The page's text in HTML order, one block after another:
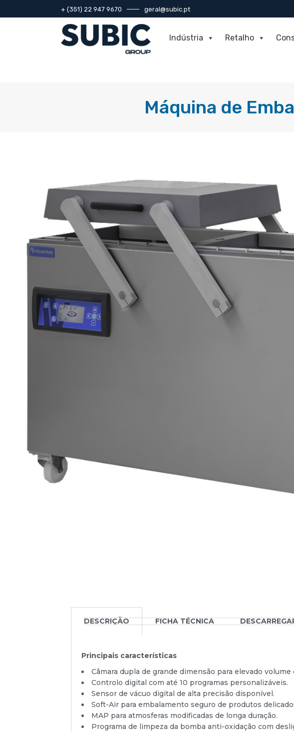
+ (351) 22 947 9670 geral@subic.pt
Indústria Retalho
Máquina de
DESCRIÇÃO FICHA TÉCNICA
Principais características
Câmara dupla de grande dimensão para elevado
Controlo digital com até 10 programas personalizáveis.
Sensor de vácuo digital de alta precisão disponível.
Soft-Air para embalamento seguro de produtos
MAP para atmosferas modificadas de longa duração.
Programa de limpeza da bomba anti-oxidação com